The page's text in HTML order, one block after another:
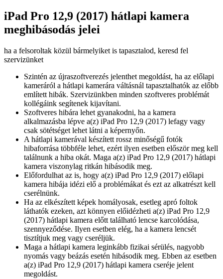
iPad Pro 12,9 (2017) hátlapi kamera
meghibásodás jelei
ha a felsoroltak közül bármelyiket is tapasztalod, keresd fel
szervizünket
Szintén az újraszoftverezés jelenthet megoldást, ha az előlapi
kameráról a hátlapi kamerára váltásnál tapasztalhatók az előbb
említett hibák. Szervizünkben minden szoftveres problémát
kollégáink segítenek kijavítani.
Szoftveres hibára lehet gyanakodni, ha a kamera
alkalmazásba lépve a(z) iPad Pro 12,9 (2017) lefagy vagy
csak sötétséget lehet látni a képernyőn.
A hátlapi kamerával készített rossz minőségű fotók
hibaforrása többféle lehet, ezért ilyen esetben először meg kell
találnunk a hiba okát. Maga a(z) iPad Pro 12,9 (2017) hátlapi
kamera viszonylag ritkán hibásodik meg.
Előfordulhat az is, hogy a(z) iPad Pro 12,9 (2017) előlapi
kamera hibája idézi elő a problémákat és ezt az alkatrészt kell
cserélnünk.
Ha az elkészített képek homályosak, esetleg apró foltok
láthatók ezeken, azt könnyen előidézheti a(z) iPad Pro 12,9
(2017) hátlapi kamera előtt található lencse karcolódása,
szennyeződése. Ilyen esetben elég, ha a kamera lencsét
tisztítjuk meg vagy cseréljük.
Maga a hátlapi kamera leginkább fizikai sérülés, nagyobb
nyomás vagy beázás esetén hibásodik meg. Ebben az esetben
a(z) iPad Pro 12,9 (2017) hátlapi kamera cseréje jelent
megoldást.